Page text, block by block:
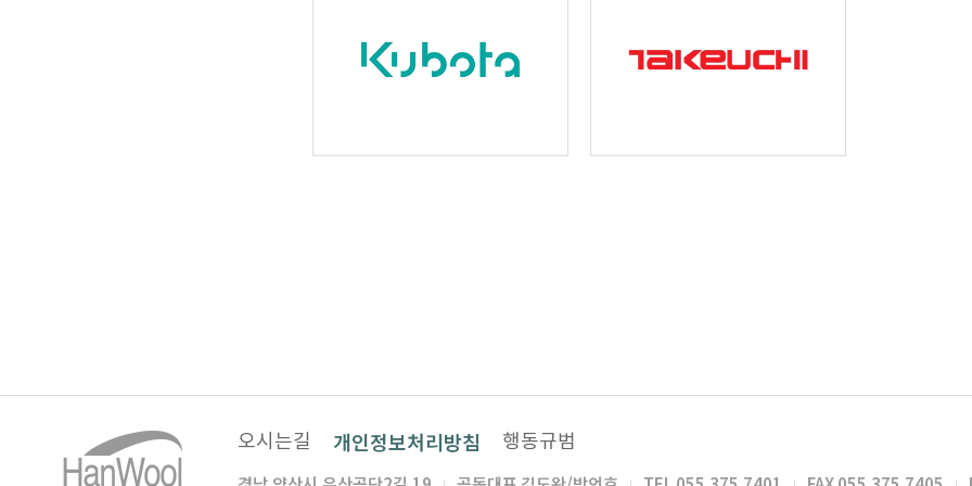
오시는길 개인정보처리방침 행동규범